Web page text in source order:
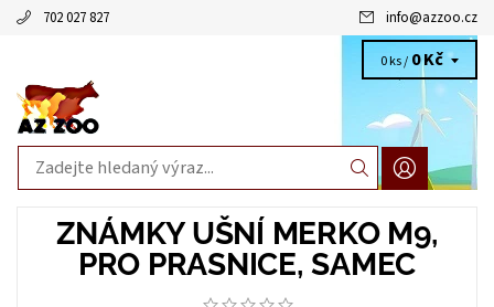
702 027 827 info@azzoo.cz
0 ks / 0 Kč
ZNÁMKY UŠNÍ MERKO M9,
PRO PRASNICE, SAMEC